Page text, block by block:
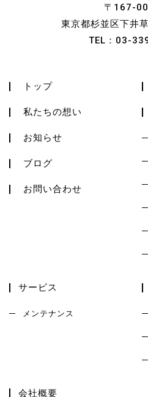
〒167-
東京都杉並区下井
TEL： 03-
トップ
私たちの想い
お知らせ
ブログ
お問い合わせ
サービス
メンテナンス
会社概要